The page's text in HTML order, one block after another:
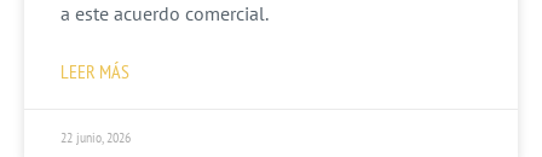
a este acuerdo comercial.
LEER MÁS
22 junio, 2026